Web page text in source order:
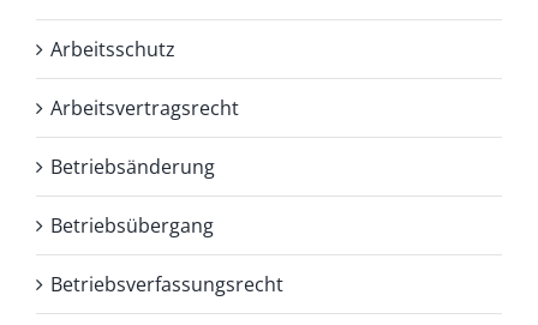
Arbeitsschutz
Arbeitsvertragsrecht
Betriebsänderung
Betriebsübergang
Betriebsverfassungsrecht